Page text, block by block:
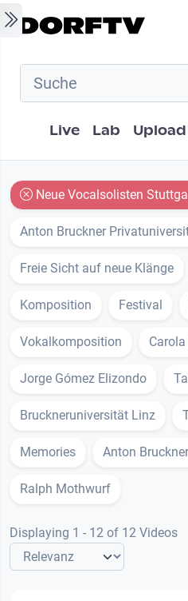
Skip to main content
Hauptnavigation
Live Lab Upload
Neue Vocalsolisten
Anton Bruckner
Freie Sicht auf neue Klänge
Komposition Festival
Vokalkomposition
Jorge Gómez Elizondo
Bruckneruniversität Linz
Memories Anton
Ralph Mothwurf
Displaying 1 - 12 of 12 Videos